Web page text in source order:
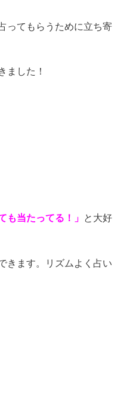
ってもらうために立ち寄
ました！
も当たってる！」 と大好
きます。リズムよく占い